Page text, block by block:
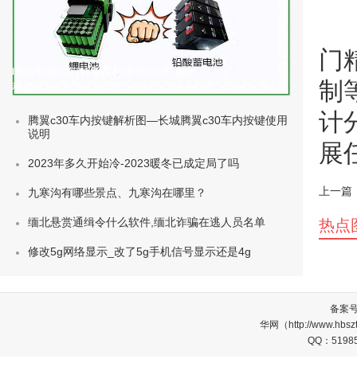
门
制
计
展
上一篇
电动车电池的种类及标准(电动车 电池
种类)
腾翼c30车内按键解析图—长城腾翼c30车内按键使用
说明
2023年多久开始冷-2023暖冬已成定局了吗
九寒沟有哪些景点、九寒沟在哪里？
缅北悬赏通缉令什么软件,缅北诈骗在逃人员名单
修改5g网络显示_改了5g手机信号显示还是4g
热点
备案
华网（http://
QQ：